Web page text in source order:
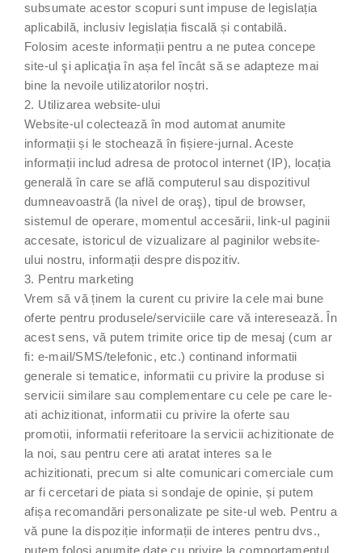
subsumate acestor scopuri sunt impuse de legislația
aplicabilă, inclusiv legislația fiscală și contabilă.
Folosim aceste informații pentru a ne putea concepe
site-ul şi aplicaţia în așa fel încât să se adapteze mai
bine la nevoile utilizatorilor noștri.
2. Utilizarea website-ului
Website-ul colectează în mod automat anumite
informații și le stochează în fișiere-jurnal. Aceste
informații includ adresa de protocol internet (IP), locația
generală în care se află computerul sau dispozitivul
dumneavoastră (la nivel de oraş), tipul de browser,
sistemul de operare, momentul accesării, link-ul paginii
accesate, istoricul de vizualizare al paginilor website-
ului nostru, informații despre dispozitiv.
3. Pentru marketing
Vrem să vă ținem la curent cu privire la cele mai bune
oferte pentru produsele/serviciile care vă interesează. În
acest sens, vă putem trimite orice tip de mesaj (cum ar
fi: e-mail/SMS/telefonic, etc.) continand informatii
generale si tematice, informatii cu privire la produse si
servicii similare sau complementare cu cele pe care le-
ati achizitionat, informatii cu privire la oferte sau
promotii, informatii referitoare la servicii achizitionate de
la noi, sau pentru cere ati aratat interes sa le
achizitionati, precum si alte comunicari comerciale cum
ar fi cercetari de piata si sondaje de opinie, și putem
afișa recomandări personalizate pe site-ul web. Pentru a
vă pune la dispoziție informații de interes pentru dvs.,
putem folosi anumite date cu privire la comportamentul